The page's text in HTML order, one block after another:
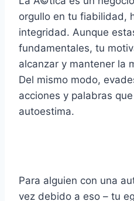
orgullo en tu fiabilidad,
integridad. Aunque
fundamentales, tu
alcanzar y mantener la
Del mismo modo,
acciones y palabras
autoestima.
Para alguien con una
vez debido a eso – tu